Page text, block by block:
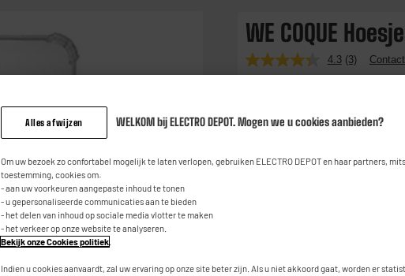
WE COQUE
4.3 Lees
3
paginalink.
(3)
Alles afwijzen WELKOM bij ELECTRO DEPOT. Mogen we u cookies aanbieden?
Om uw bezoek zo confortabel mogelijk te laten verlopen, gebruiken ELECTRO DEPOT en haar partners,
toestemming, cookies om:
- aan uw voorkeuren aangepaste inhoud te tonen
- u gepersonaliseerde communicaties aan te bieden
- het delen van inhoud op sociale media vlotter te maken
- het verkeer op onze website te analyseren.
Bekijk onze Cookies politiek
Indien u cookies aanvaardt, zal uw ervaring op onze site beter zijn. Als u niet akkoord gaat, worden er